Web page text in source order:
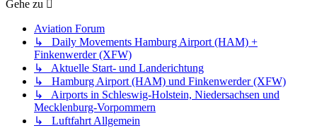
Gehe zu
Aviation Forum
↳ Daily Movements Hamburg Airport (HAM) +
Finkenwerder (XFW)
↳ Aktuelle Start- und Landerichtung
↳ Hamburg Airport (HAM) und Finkenwerder (XFW)
↳ Airports in Schleswig-Holstein, Niedersachsen und
Mecklenburg-Vorpommern
↳ Luftfahrt Allgemein